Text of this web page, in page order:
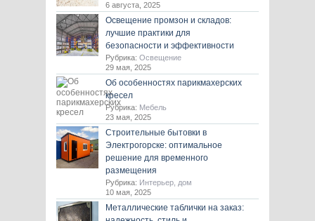
6 августа, 2025
Освещение промзон и складов:
лучшие практики для
безопасности и эффективности
Рубрика: Освещение
29 мая, 2025
Об особенностях парикмахерских
кресел
Рубрика: Мебель
23 мая, 2025
Строительные бытовки в
Электрогорске: оптимальное
решение для временного
размещения
Рубрика: Интерьер, дом
10 мая, 2025
Металлические таблички на заказ: